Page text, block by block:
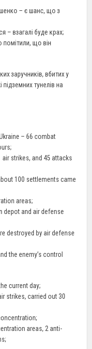
– є шанс, що з
взагалі буде крах;
помітили, що він
заручників, вбитих у
тунелів на
– 66 combat
strikes, and 45 attacks
100 settlements came
areas;
depot and air defense
destroyed by air defense
the enemy’s control
current day;
strikes, carried out 30
areas, 2 anti-